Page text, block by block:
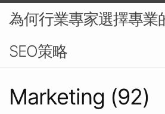
為何行業專家選擇專業
SEO策略
Marketing (92)